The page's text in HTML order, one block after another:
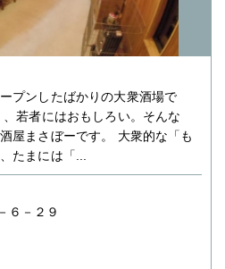
プンしたばかりの大衆酒場で
若者にはおもしろい。そんな
屋まさぼーです。 大衆的な「も
たまには「...
６－２９